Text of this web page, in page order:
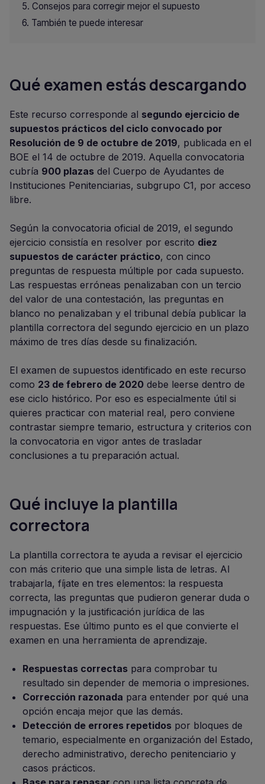
Consejos para corregir mejor el supuesto
También te puede interesar
Qué examen estás descargando
Este recurso corresponde al segundo ejercicio de
supuestos prácticos del ciclo convocado por
Resolución de 9 de octubre de 2019, publicada en el
BOE el 14 de octubre de 2019. Aquella convocatoria
cubría 900 plazas del Cuerpo de Ayudantes de
Instituciones Penitenciarias, subgrupo C1, por acceso
libre.
Según la convocatoria oficial de 2019, el segundo
ejercicio consistía en resolver por escrito diez
supuestos de carácter práctico, con cinco
preguntas de respuesta múltiple por cada supuesto.
Las respuestas erróneas penalizaban con un tercio
del valor de una contestación, las preguntas en
blanco no penalizaban y el tribunal debía publicar la
plantilla correctora del segundo ejercicio en un plazo
máximo de tres días desde su finalización.
El examen de supuestos identificado en este recurso
como 23 de febrero de 2020 debe leerse dentro de
ese ciclo histórico. Por eso es especialmente útil si
quieres practicar con material real, pero conviene
contrastar siempre temario, estructura y criterios con
la convocatoria en vigor antes de trasladar
conclusiones a tu preparación actual.
Qué incluye la plantilla
correctora
La plantilla correctora te ayuda a revisar el ejercicio
con más criterio que una simple lista de letras. Al
trabajarla, fíjate en tres elementos: la respuesta
correcta, las preguntas que pudieron generar duda o
impugnación y la justificación jurídica de las
respuestas. Ese último punto es el que convierte el
examen en una herramienta de aprendizaje.
Respuestas correctas para comprobar tu
resultado sin depender de memoria o impresiones.
Corrección razonada para entender por qué una
opción encaja mejor que las demás.
Detección de errores repetidos por bloques de
temario, especialmente en organización del Estado,
derecho administrativo, derecho penitenciario y
casos prácticos.